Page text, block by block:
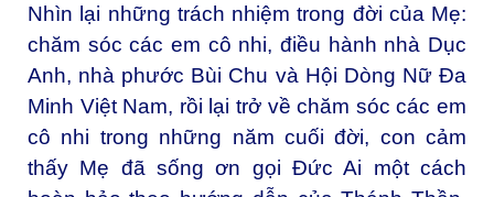
Nhìn lại những trách nhiệm trong đời của Mẹ:
chăm sóc các em cô nhi, điều hành nhà Dục
Anh, nhà phước Bùi Chu và Hội Dòng Nữ Đa
Minh Việt Nam, rồi lại trở về chăm sóc các em
cô nhi trong những năm cuối đời, con cảm
thấy Mẹ đã sống ơn gọi Đức Ai một cách